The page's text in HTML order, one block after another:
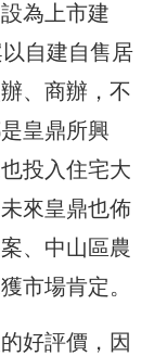
為上市建
自建自售居
、商辦，不
皇鼎所興
投入住宅大
來皇鼎也佈
、中山區農
市場肯定。
好評價，因